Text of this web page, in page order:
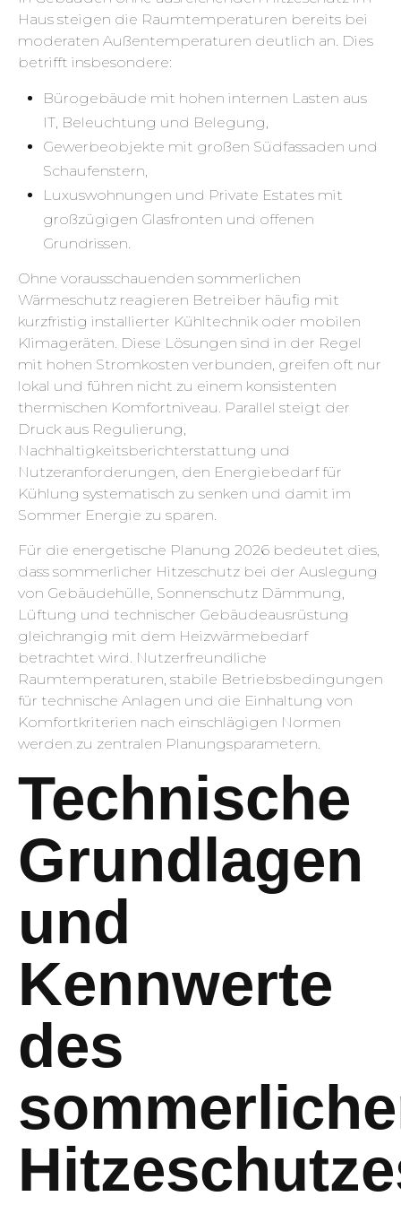
Haus steigen die Raumtemperaturen bereits bei
moderaten Außentemperaturen deutlich an. Dies
betrifft insbesondere:
Bürogebäude mit hohen internen Lasten aus
IT, Beleuchtung und Belegung,
Gewerbeobjekte mit großen Südfassaden und
Schaufenstern,
Luxuswohnungen und Private Estates mit
großzügigen Glasfronten und offenen
Grundrissen.
Ohne vorausschauenden sommerlichen
Wärmeschutz reagieren Betreiber häufig mit
kurzfristig installierter Kühltechnik oder mobilen
Klimageräten. Diese Lösungen sind in der Regel
mit hohen Stromkosten verbunden, greifen oft nur
lokal und führen nicht zu einem konsistenten
thermischen Komfortniveau. Parallel steigt der
Druck aus Regulierung,
Nachhaltigkeitsberichterstattung und
Nutzeranforderungen, den Energiebedarf für
Kühlung systematisch zu senken und damit im
Sommer Energie zu sparen.
Für die energetische Planung 2026 bedeutet dies,
dass sommerlicher Hitzeschutz bei der Auslegung
von Gebäudehülle, Sonnenschutz Dämmung,
Lüftung und technischer Gebäudeausrüstung
gleichrangig mit dem Heizwärmebedarf
betrachtet wird. Nutzerfreundliche
Raumtemperaturen, stabile Betriebsbedingungen
für technische Anlagen und die Einhaltung von
Komfortkriterien nach einschlägigen Normen
werden zu zentralen Planungsparametern.
Technische
Grundlagen
und
Kennwerte
des